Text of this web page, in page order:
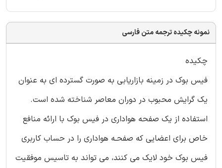
نمونه چکیده ترجمه متن فارسی
چکیده
فیس بوک در زمینه بازاریابی به صورت گسترده ای به عنوان
یک گرایش محبوب در دوران معاصر شناخته شده است.
استفاده از یک صفحه هواداری در فیس بوک با ارائه منافع
خاص برای اعضایی که صفحـه هواداری را در حساب کاربری
فیس بوک خود لایک می کنند، می تواند به تاسیس موفقیت